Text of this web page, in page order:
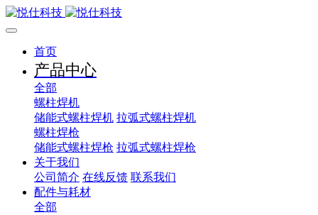
首页
产品中心
全部
螺柱焊机
储能式螺柱焊机 拉弧式螺柱焊机
螺柱焊枪
储能式螺柱焊枪 拉弧式螺柱焊枪
关于我们
公司简介 在线反馈 联系我们
配件与耗材
全部